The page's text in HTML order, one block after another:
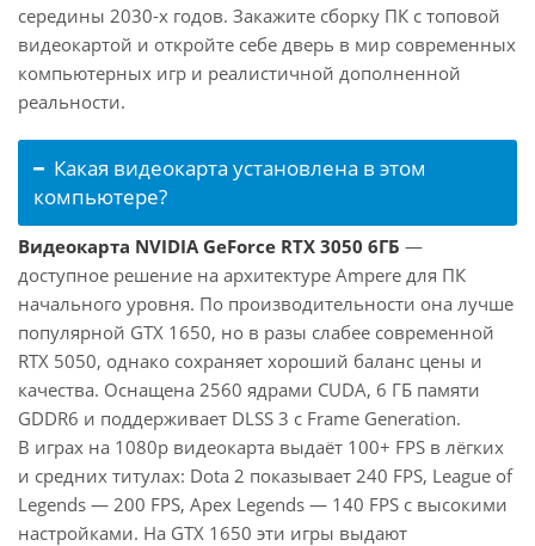
середины 2030-х годов. Закажите сборку ПК с топовой
видеокартой и откройте себе дверь в мир современных
компьютерных игр и реалистичной дополненной
реальности.
Какая видеокарта установлена в этом
компьютере?
Видеокарта NVIDIA GeForce RTX 3050 6ГБ —
доступное решение на архитектуре Ampere для ПК
начального уровня. По производительности она лучше
популярной GTX 1650, но в разы слабее современной
RTX 5050, однако сохраняет хороший баланс цены и
качества. Оснащена 2560 ядрами CUDA, 6 ГБ памяти
GDDR6 и поддерживает DLSS 3 с Frame Generation.
В играх на 1080p видеокарта выдаёт 100+ FPS в лёгких
и средних титулах: Dota 2 показывает 240 FPS, League of
Legends — 200 FPS, Apex Legends — 140 FPS с высокими
настройками. На GTX 1650 эти игры выдают